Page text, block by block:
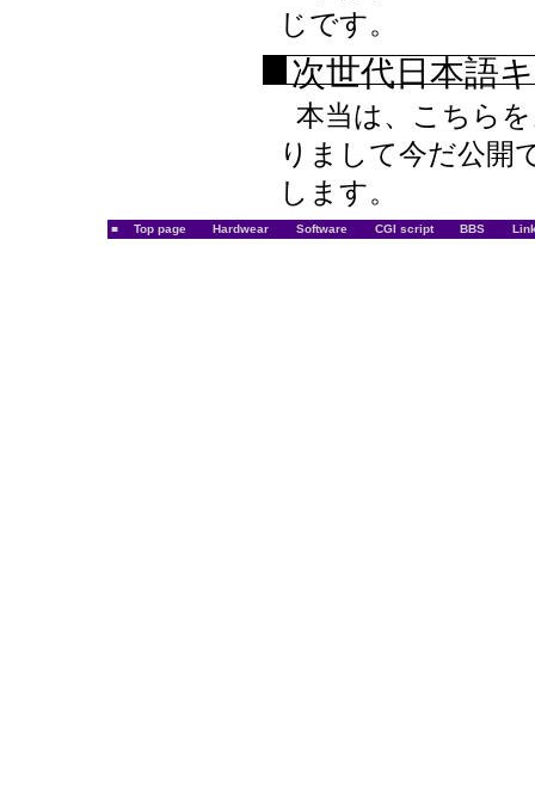
じです。
次世代日本語
本当は、こちら
りまして今だ公開
します。
■ Top page Hardwear Software CGI script BBS